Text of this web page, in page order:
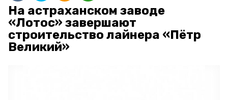
На астраханском заводе
«Лотос» завершают
строительство лайнера «Пётр
Великий»